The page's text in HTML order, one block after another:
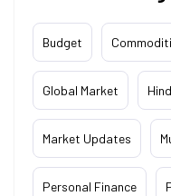
Budget
Global Market
Market Updates
Personal Finance